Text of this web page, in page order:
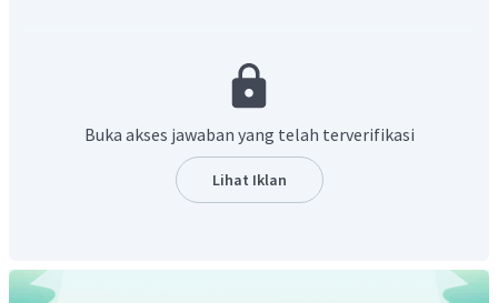
dan angka perubahannya dapat dianalisis disebut
Buka akses jawaban yang telah terverifikasi
Lihat Iklan